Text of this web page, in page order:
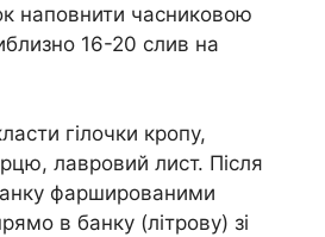
наповнити часниковою
16-20 слив на
гілочки кропу,
лавровий лист. Після
фаршированими
в банку (літрову) зі